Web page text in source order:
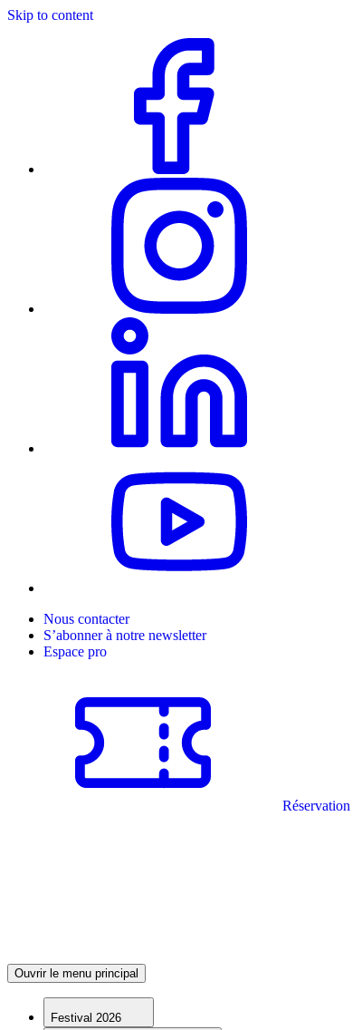
Skip to content
Nous contacter
S’abonner à notre newsletter
Espace pro
Réservation
Ouvrir le menu principal
Festival 2026